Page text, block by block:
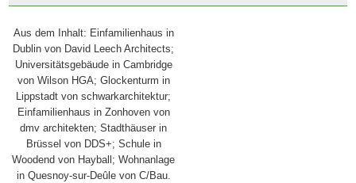
Aus dem Inhalt: Einfamilienhaus in
Dublin von David Leech Architects;
Universitätsgebäude in Cambridge
von Wilson HGA; Glockenturm in
Lippstadt von schwarkarchitektur;
Einfamilienhaus in Zonhoven von
dmv architekten; Stadthäuser in
Brüssel von DDS+; Schule in
Woodend von Hayball; Wohnanlage
in Quesnoy-sur-Deûle von C/Bau.